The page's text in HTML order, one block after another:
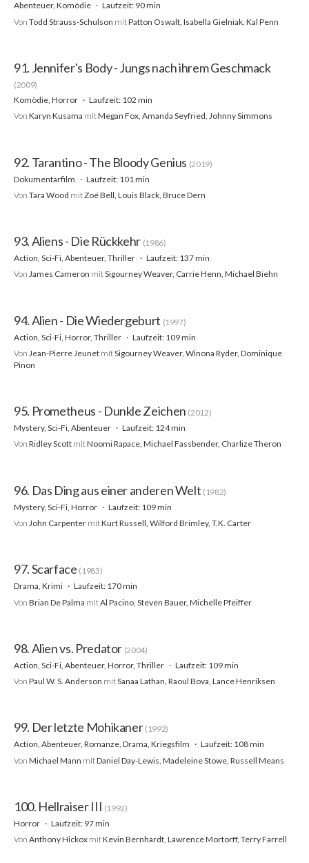
Abenteuer, Komödie
Laufzeit: 90 min
Von Todd Strauss-Schulson mitPatton Oswalt, Isabella Gielniak, Kal Penn
91. Jennifer's Body - Jungs nach ihrem Geschmack
(2009)
Komödie, Horror
Laufzeit: 102 min
Von Karyn Kusama mitMegan Fox, Amanda Seyfried, Johnny Simmons
92. Tarantino - The Bloody Genius (2019)
Dokumentarfilm
Laufzeit: 101 min
Von Tara Wood mitZoë Bell, Louis Black, Bruce Dern
93. Aliens - Die Rückkehr (1986)
Action, Sci-Fi, Abenteuer, Thriller
Laufzeit: 137 min
Von James Cameron mitSigourney Weaver, Carrie Henn, Michael Biehn
94. Alien - Die Wiedergeburt (1997)
Action, Sci-Fi, Horror, Thriller
Laufzeit: 109 min
Von Jean-Pierre Jeunet mitSigourney Weaver, Winona Ryder, Dominique
Pinon
95. Prometheus - Dunkle Zeichen (2012)
Mystery, Sci-Fi, Abenteuer
Laufzeit: 124 min
Von Ridley Scott mitNoomi Rapace, Michael Fassbender, Charlize Theron
96. Das Ding aus einer anderen Welt (1982)
Mystery, Sci-Fi, Horror
Laufzeit: 109 min
Von John Carpenter mitKurt Russell, Wilford Brimley, T.K. Carter
97. Scarface (1983)
Drama, Krimi
Laufzeit: 170 min
Von Brian De Palma mitAl Pacino, Steven Bauer, Michelle Pfeiffer
98. Alien vs. Predator (2004)
Action, Sci-Fi, Abenteuer, Horror, Thriller
Laufzeit: 109 min
Von Paul W. S. Anderson mitSanaa Lathan, Raoul Bova, Lance Henriksen
99. Der letzte Mohikaner (1992)
Action, Abenteuer, Romanze, Drama, Kriegsfilm
Laufzeit: 108 min
Von Michael Mann mitDaniel Day-Lewis, Madeleine Stowe, Russell Means
100. Hellraiser III (1992)
Horror
Laufzeit: 97 min
Von Anthony Hickox mitKevin Bernhardt, Lawrence Mortorff, Terry Farrell